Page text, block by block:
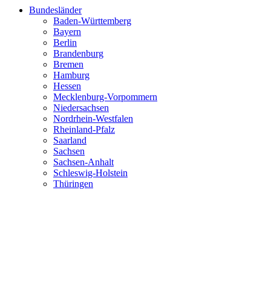
Bundesländer
Baden-Württemberg
Bayern
Berlin
Brandenburg
Bremen
Hamburg
Hessen
Mecklenburg-Vorpommern
Niedersachsen
Nordrhein-Westfalen
Rheinland-Pfalz
Saarland
Sachsen
Sachsen-Anhalt
Schleswig-Holstein
Thüringen